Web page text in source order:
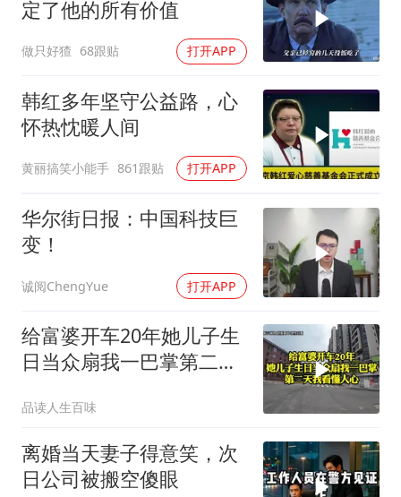
定了他的所有价值
做只好猹 68跟贴 打开APP
韩红多年坚守公益路，心
怀热忱暖人间
黄丽搞笑小能手 861跟贴 打开APP
华尔街日报：中国科技巨
变！
诚阅ChengYue 打开APP
给富婆开车20年她儿子生
日当众扇我一巴掌第二天
品读人生百味
离婚当天妻子得意笑，次
日公司被搬空傻眼